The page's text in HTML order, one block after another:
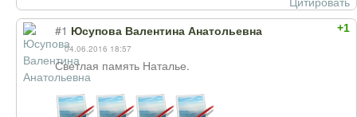
+1
#1 Юсупова Валентина Анатольевна
04.06.2016 18:57
Светлая память Наталье.